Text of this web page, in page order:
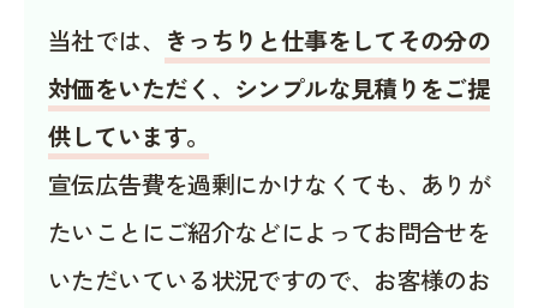
当社では、 きっちりと仕事をしてその分の
対価をいただく、シンプルな見積りをご提
供しています。
宣伝広告費を過剰にかけなくても、ありが
たいことにご紹介などによってお問合せを
いただいている状況ですので、お客様のお